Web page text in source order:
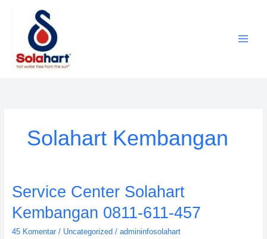
Solahart Kembangan
Service Center Solahart
Kembangan 0811-611-457
45 Komentar / Uncategorized / admininfosolahart
Service
Center
Solahart
Kembangan